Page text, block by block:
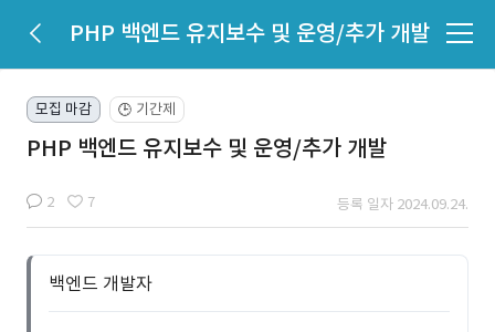
PHP 백엔드 유지보수 및 운영/추가 개발
모집 마감 🕒 기간제
PHP 백엔드 유지보수 및 운영/추가 개발
2 7 등록 일자 2024.09.24.
백엔드 개발자